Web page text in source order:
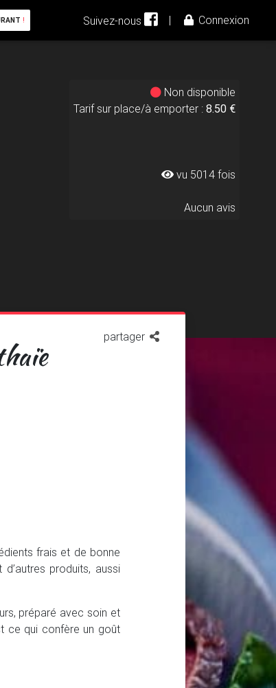
! Suivez-nous | Connexion
Non disponible
Tarif sur place/à emporter : 8.50 €
vu 5014 fois
Aucun avis
partager
frais et de bonne
produits, aussi
préparé avec soin et
ce qui confère un goût